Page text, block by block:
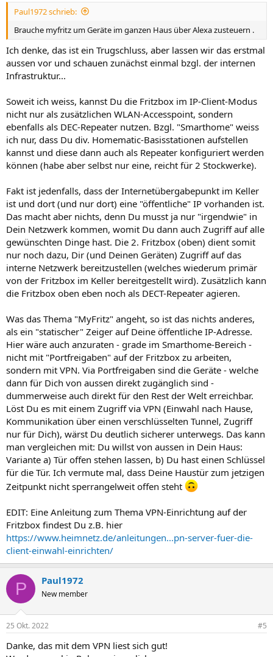
Paul1972 schrieb:
Brauche myfritz um Geräte im ganzen Haus über Alexa zusteuern .
Ich denke, das ist ein Trugschluss, aber lassen wir das erstmal
aussen vor und schauen zunächst einmal bzgl. der internen
Infrastruktur...
Soweit ich weiss, kannst Du die Fritzbox im IP-Client-Modus
nicht nur als zusätzlichen WLAN-Accesspoint, sondern
ebenfalls als DEC-Repeater nutzen. Bzgl. "Smarthome" weiss
ich nur, dass Du div. Homematic-Basisstationen aufstellen
kannst und diese dann auch als Repeater konfiguriert werden
können (habe aber selbst nur eine, reicht für 2 Stockwerke).
Fakt ist jedenfalls, dass der Internetübergabepunkt im Keller
ist und dort (und nur dort) eine "öffentliche" IP vorhanden ist.
Das macht aber nichts, denn Du musst ja nur "irgendwie" in
Dein Netzwerk kommen, womit Du dann auch Zugriff auf alle
gewünschten Dinge hast. Die 2. Fritzbox (oben) dient somit
nur noch dazu, Dir (und Deinen Geräten) Zugriff auf das
interne Netzwerk bereitzustellen (welches wiederum primär
von der Fritzbox im Keller bereitgestellt wird). Zusätzlich kann
die Fritzbox oben eben noch als DECT-Repeater agieren.
Was das Thema "MyFritz" angeht, so ist das nichts anderes,
als ein "statischer" Zeiger auf Deine öffentliche IP-Adresse.
Hier wäre auch anzuraten - grade im Smarthome-Bereich -
nicht mit "Portfreigaben" auf der Fritzbox zu arbeiten,
sondern mit VPN. Via Portfreigaben sind die Geräte - welche
dann für Dich von aussen direkt zugänglich sind -
dummerweise auch direkt für den Rest der Welt erreichbar.
Löst Du es mit einem Zugriff via VPN (Einwahl nach Hause,
Kommunikation über einen verschlüsselten Tunnel, Zugriff
nur für Dich), wärst Du deutlich sicherer unterwegs. Das kann
man vergleichen mit: Du willst von aussen in Dein Haus:
Variante a) Tür offen stehen lassen, b) Du hast einen Schlüssel
für die Tür. Ich vermute mal, dass Deine Haustür zum jetzigen
Zeitpunkt nicht sperrangelweit offen steht
EDIT: Eine Anleitung zum Thema VPN-Einrichtung auf der
Fritzbox findest Du z.B. hier
https://www.heimnetz.de/anleitungen...pn-server-fuer-die-
client-einwahl-einrichten/
P Paul1972
New member
25 Okt. 2022 #5
Danke, das mit dem VPN liest sich gut!